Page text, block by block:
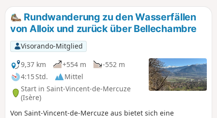
Rundwanderung zu den Wasserfällen
von Alloix und zurück über Bellechambre
Visorando-Mitglied
9,37 km
+554 m
-552 m
4:15 Std.
Mittel
Start in Saint-Vincent-de-Mercuze
(Isère)
Von Saint-Vincent-de-Mercuze aus bietet sich eine